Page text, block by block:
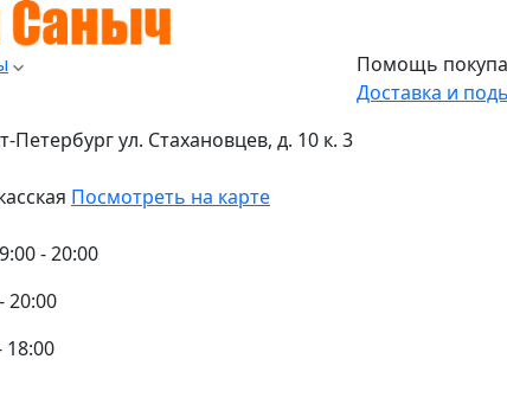
Петербург ул. Стахановцев, д. 10 к. 3
Посмотреть на карте
- 20:00
20:00
18:00
Помощь
Доставка и